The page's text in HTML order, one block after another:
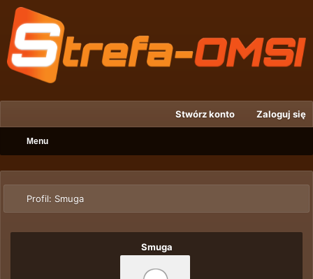
Stwórz konto Zaloguj się
Menu
Profil: Smuga
Smuga